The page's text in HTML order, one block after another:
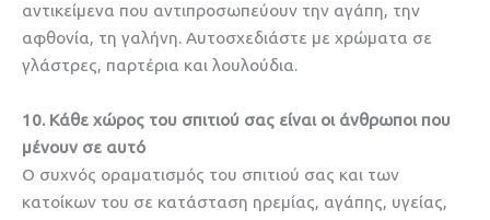
αντικείμενα που αντιπροσωπεύουν την αγάπη, την
αφθονία, τη γαλήνη. Αυτοσχεδιάστε με χρώματα σε
γλάστρες, παρτέρια και λουλούδια.
10. Κάθε χώρος του σπιτιού σας είναι οι άνθρωποι που
μένουν σε αυτό
Ο συχνός οραματισμός του σπιτιού σας και των
κατοίκων του σε κατάσταση ηρεμίας, αγάπης, υγείας,